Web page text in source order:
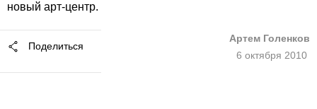
новый арт-центр.
Поделиться
Артем Голенков
6 октября 2010